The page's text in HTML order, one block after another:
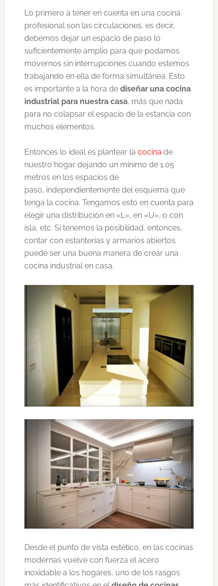
Lo primero a tener en cuenta en una cocina
profesional son las circulaciones, es decir,
debemos dejar un espacio de paso lo
suficientemente amplio para que podamos
movernos sin interrupciones cuando estemos
trabajando en ella de forma simultánea. Esto
es importante a la hora de diseñar una cocina
industrial para nuestra casa, más que nada
para no colapsar el espacio de la estancia con
muchos elementos.
Entonces lo ideal es plantear la cocina de
nuestro hogar dejando un mínimo de 1.05
metros en los espacios de
paso, independientemente del esquema que
tenga la cocina. Tengamos esto en cuenta para
elegir una distribución en «L», en «U», o con
isla, etc. Si tenemos la posibilidad, entonces,
contar con estanterías y armarios abiertos
puede ser una buena manera de crear una
cocina industrial en casa.
Desde el punto de vista estético, en las cocinas
modernas vuelve con fuerza el acero
inoxidable a los hogares, uno de los rasgos